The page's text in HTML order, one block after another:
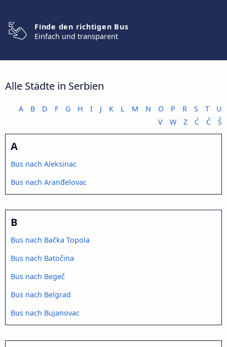
Finde den richtigen Bus
Einfach und transparent
Alle Städte in Serbien
A B D F G H I J K L M N O P R S T
U
V
W Z Ć Č Š
A
Bus nach Aleksinac
Bus nach Aranđelovac
B
Bus nach Bačka Topola
Bus nach Batočina
Bus nach Begeč
Bus nach Belgrad
Bus nach Bujanovac